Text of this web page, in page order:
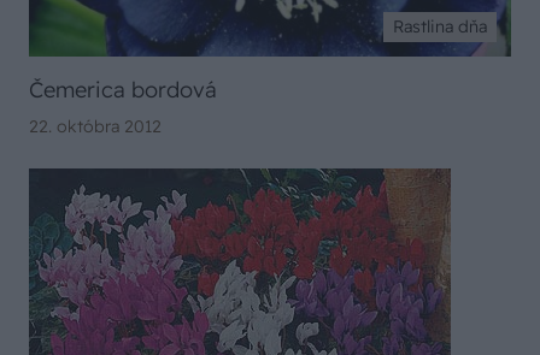
Rastlina dňa
Čemerica bordová
22. októbra 2012